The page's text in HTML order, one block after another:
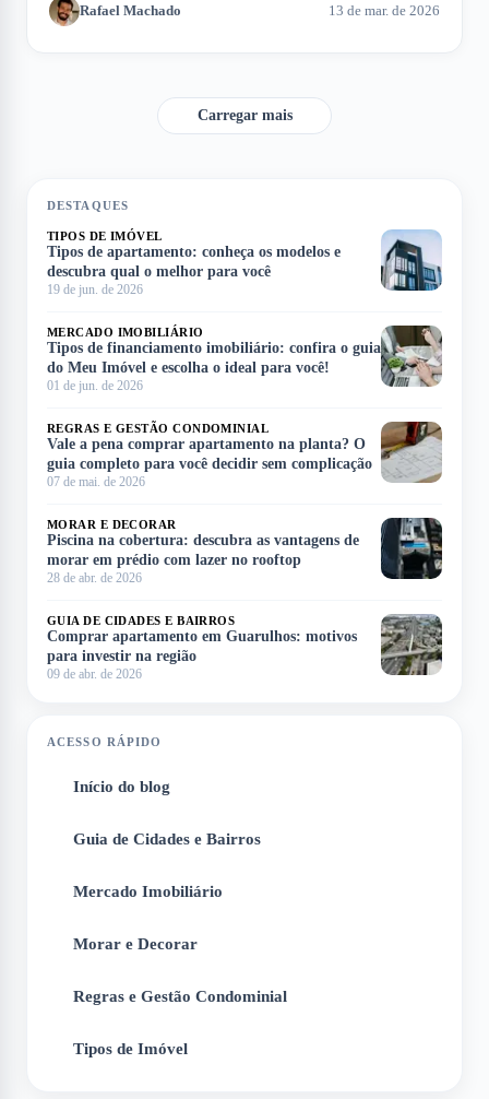
do processo de aquisição. Neste artigo, exploramos como
Rafael Machado 13 de mar. de 2026
Carregar mais
DESTAQUES
TIPOS DE IMÓVEL
Tipos de apartamento: conheça os modelos e
descubra qual o melhor para você
19 de jun. de 2026
MERCADO IMOBILIÁRIO
Tipos de financiamento imobiliário: confira o guia
do Meu Imóvel e escolha o ideal para você!
01 de jun. de 2026
REGRAS E GESTÃO CONDOMINIAL
Vale a pena comprar apartamento na planta? O
guia completo para você decidir sem complicação
07 de mai. de 2026
MORAR E DECORAR
Piscina na cobertura: descubra as vantagens de
morar em prédio com lazer no rooftop
28 de abr. de 2026
GUIA DE CIDADES E BAIRROS
Comprar apartamento em Guarulhos: motivos
para investir na região
09 de abr. de 2026
ACESSO RÁPIDO
Início do blog
Guia de Cidades e Bairros
Mercado Imobiliário
Morar e Decorar
Regras e Gestão Condominial
Tipos de Imóvel